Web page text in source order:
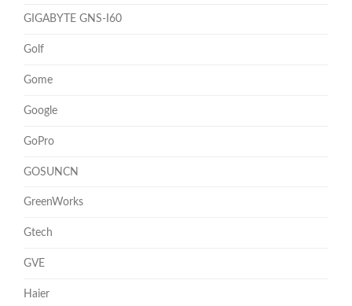
GIGABYTE GNS-I60
Golf
Gome
Google
GoPro
GOSUNCN
GreenWorks
Gtech
GVE
Haier